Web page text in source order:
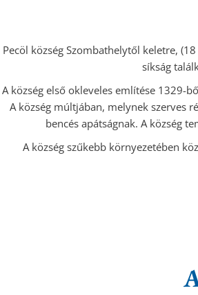
Pecöl község Szombathelytől keletre,
síkság
A község első okleveles említése 1329-
A község múltjában, melynek szerves
bencés apátságnak. A község
A község szűkebb környezetében